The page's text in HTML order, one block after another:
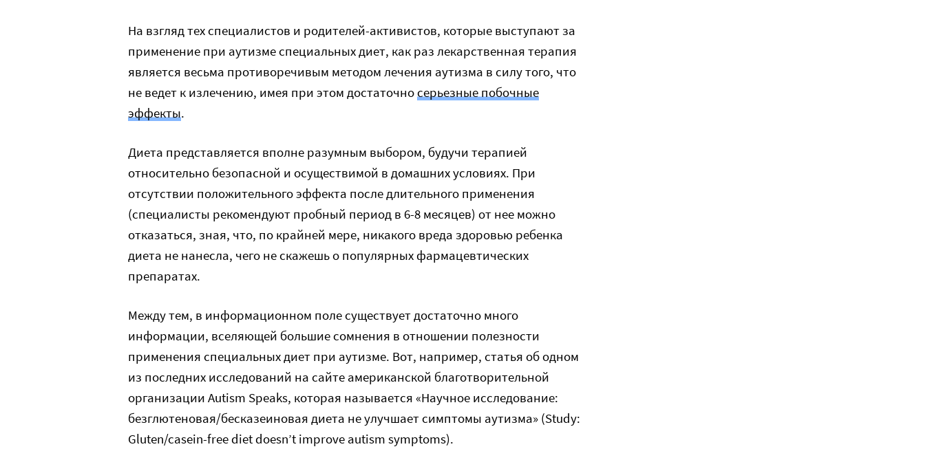
На взгляд тех специалистов и родителей-активистов, которые выступают за
применение при аутизме специальных диет, как раз лекарственная терапия
является весьма противоречивым методом лечения аутизма в силу того, что
не ведет к излечению, имея при этом достаточносерьезные побочные
эффекты.
Диета представляется вполне разумным выбором, будучи терапией
относительно безопасной и осуществимой в домашних условиях. При
отсутствии положительного эффекта после длительного применения
(специалисты рекомендуют пробный период в 6-8 месяцев) от нее можно
отказаться, зная, что, по крайней мере, никакого вреда здоровью ребенка
диета не нанесла, чего не скажешь о популярных фармацевтических
препаратах.
Между тем, в информационном поле существует достаточно много
информации, вселяющей большие сомнения в отношении полезности
применения специальных диет при аутизме. Вот, например, статья об одном
из последних исследований на сайте американской благотворительной
организации Autism Speaks, которая называется «Научное исследование:
безглютеновая/бесказеиновая диета не улучшает симптомы аутизма» (Study:
Gluten/casein-free diet doesn’t improve autism symptoms).